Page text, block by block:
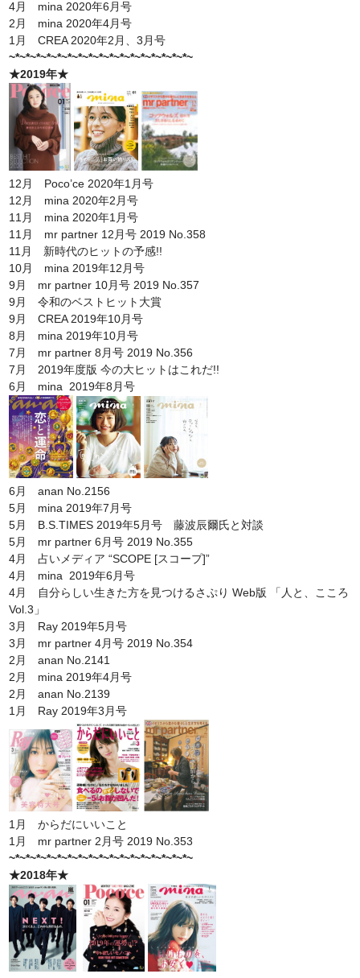
4月 mina 2020年6月号
2月 mina 2020年4月号
1月 CREA 2020年2月、3月号
~*~*~*~*~*~*~*~*~*~*~*~*~*~*~*~*~*~
★2019年★
12月 Poco’ce 2020年1月号
12月 mina 2020年2月号
11月 mina 2020年1月号
11月 mr partner 12月号 2019 No.358
11月 新時代のヒットの予感!!
10月 mina 2019年12月号
9月 mr partner 10月号 2019 No.357
9月 令和のベストヒット大賞
9月 CREA 2019年10月号
8月 mina 2019年10月号
7月 mr partner 8月号 2019 No.356
7月 2019年度版 今の大ヒットはこれだ!!
6月 mina 2019年8月号
6月 anan No.2156
5月 mina 2019年7月号
5月 B.S.TIMES 2019年5月号 藤波辰爾氏と対談
5月 mr partner 6月号 2019 No.355
4月 占いメディア “SCOPE [スコープ]”
4月 mina 2019年6月号
4月 自分らしい生きた方を見つけるさぷり Web版 「人と、こころ
Vol.3」
3月 Ray 2019年5月号
3月 mr partner 4月号 2019 No.354
2月 anan No.2141
2月 mina 2019年4月号
2月 anan No.2139
1月 Ray 2019年3月号
1月 からだにいいこと
1月 mr partner 2月号 2019 No.353
~*~*~*~*~*~*~*~*~*~*~*~*~*~*~*~*~*~
★2018年★